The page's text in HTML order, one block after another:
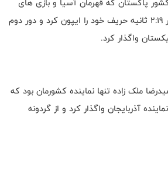
ورلد گیمز است رفت و در 2:19 ثانیه حریف خود را ایپون کرد و دور دوم
واگذار کرد.
حمیدرضا ملک زاده تنها نماینده کشورمان بود که
آذربایجان واگذار کرد و از گردونه